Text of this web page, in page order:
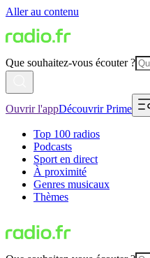
Aller au contenu
Que souhaitez-vous écouter ?
Ouvrir l'appDécouvrir Prime
Top 100 radios
Podcasts
Sport en direct
À proximité
Genres musicaux
Thèmes